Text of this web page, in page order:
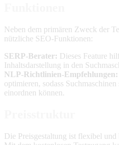
Neben dem primären Zweck der
nützliche SEO-Funktionen:
SERP-Berater: Dieses Feature
Inhaltsdarstellung in den
NLP-Richtlinien-Empfehlungen:
optimieren, sodass Suchmaschinen
einordnen können.
Die Preisgestaltung ist flexibel